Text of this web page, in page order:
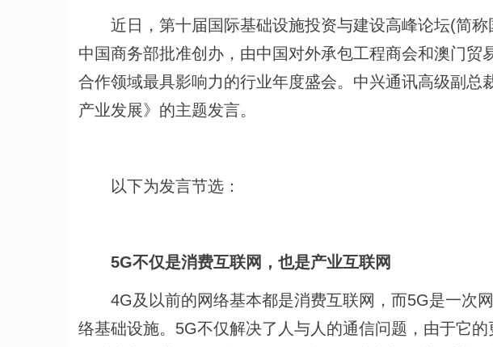
近日，第十届国际基础设施投资与建设高峰论坛(简称
中国商务部批准创办，由中国对外承包工程商会和澳门贸
合作领域最具影响力的行业年度盛会。中兴通讯高级副总
产业发展》的主题发言。
以下为发言节选：
5G不仅是消费互联网，也是产业互联网
4G及以前的网络基本都是消费互联网，而5G是一次网
络基础设施。5G不仅解决了人与人的通信问题，由于它